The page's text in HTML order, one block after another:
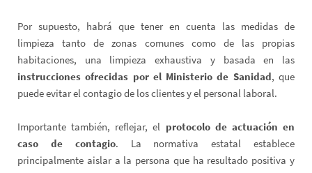
Por supuesto, habrá que tener en cuenta las medidas de
limpieza tanto de zonas comunes como de las propias
habitaciones, una limpieza exhaustiva y basada en las
instrucciones ofrecidas por el Ministerio de Sanidad, que
puede evitar el contagio de los clientes y el personal laboral.
Importante también, reflejar, el protocolo de actuación en
caso de contagio. La normativa estatal establece
principalmente aislar a la persona que ha resultado positiva y